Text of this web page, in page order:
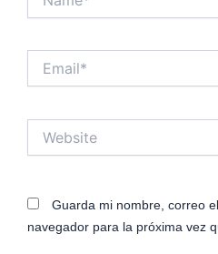
Guarda mi nombre, correo
navegador para la próxima vez